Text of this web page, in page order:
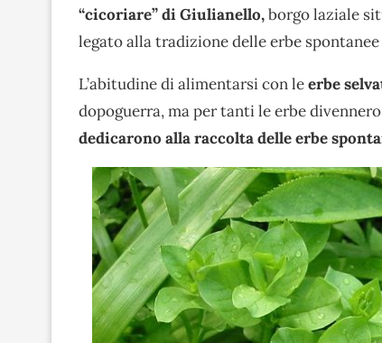
“cicoriare” di Giulianello,borgo laziale
legato alla tradizione delle erbe
L’abitudine di alimentarsi con leerbe
dopoguerra, ma per tanti le erbe
dedicarono alla raccolta delle erbe